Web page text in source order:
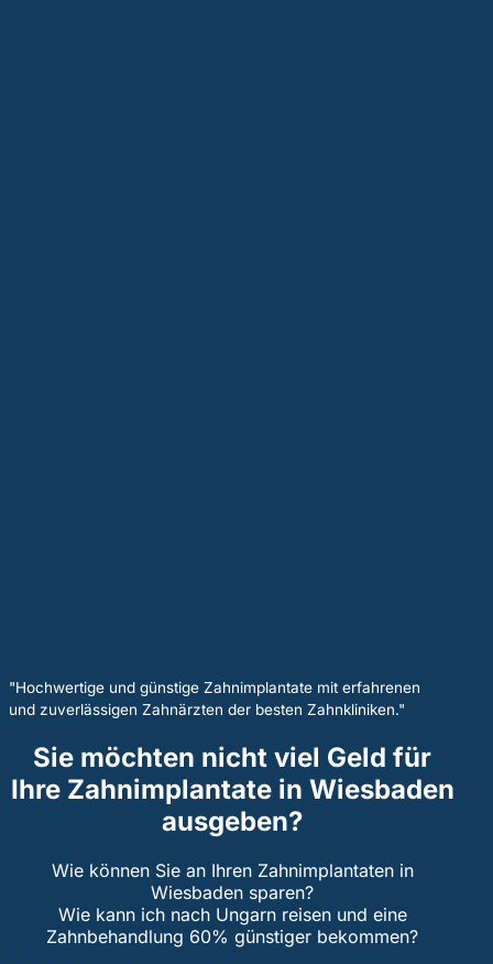
"Hochwertige und günstige Zahnimplantate mit erfahrenen
und zuverlässigen Zahnärzten der besten Zahnkliniken."
Sie möchten nicht viel Geld für
Ihre Zahnimplantate in Wiesbaden
ausgeben?
Wie können Sie an Ihren Zahnimplantaten in
Wiesbaden sparen?
Wie kann ich nach Ungarn reisen und eine
Zahnbehandlung 60% günstiger bekommen?